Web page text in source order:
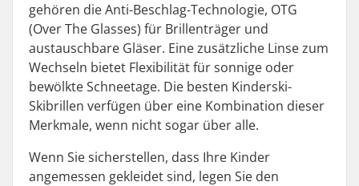
gehören die Anti-Beschlag-Technologie, OTG
(Over The Glasses) für Brillenträger und
austauschbare Gläser. Eine zusätzliche Linse zum
Wechseln bietet Flexibilität für sonnige oder
bewölkte Schneetage. Die besten Kinderski-
Skibrillen verfügen über eine Kombination dieser
Merkmale, wenn nicht sogar über alle.
Wenn Sie sicherstellen, dass Ihre Kinder
angemessen gekleidet sind, legen Sie den